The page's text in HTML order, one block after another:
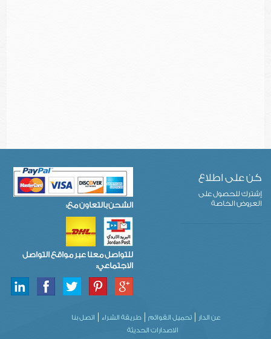
كن على اطلاع
إشترك للحصول على
العروض الخاصة
الشحن بالتعاون مع:
للتواصل معنا عبر مواقع التواصل
الاجتماعي:
عن الدار تحميل القوائم طريقة الشراء
اتصل بنا
الاصدارات الحديثة